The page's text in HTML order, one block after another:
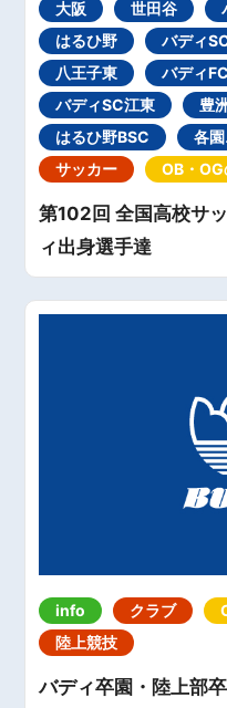
大阪 世田谷
はるひ野
バディ
八王子東
バディ
バディSC江東
豊洲
はるひ野BSC
各
サッカー
OB・
第102回 全国高校サ
ィ出身選手達
info クラブ
陸上競技
バディ卒園・陸上部